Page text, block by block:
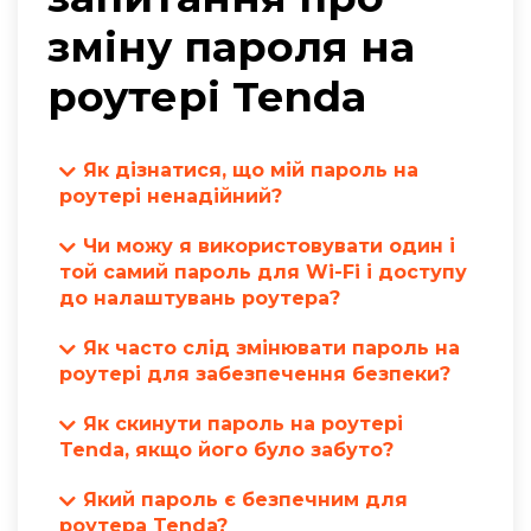
зміну пароля на
роутері Tenda
Як дізнатися, що мій пароль на
роутері ненадійний?
Якщо ваш пароль складається з простих
слів, чисел або містить особисті дані, він
Рекомендується використовувати довгі
паролі з різноманітною комбінацією
символів.
Чи можу я використовувати один і
той самий пароль для Wi-Fi і доступу
до налаштувань роутера?
пароля для Wi-Fi та адміністративного
доступу до роутера не рекомендується з
міркувань безпеки. Різні паролі підвищують
рівень захисту вашої мережі та пристроїв.
Як часто слід змінювати пароль на
роутері для забезпечення безпеки?
пароль на роутері, особливо якщо є
підозри на можливі загрози безпеці або
якщо пароль було скомпрометовано. Це
Як скинути пароль на роутері
Tenda, якщо його було забуто?
можна виконати скидання до заводських
Який пароль є безпечним для
роутера Tenda?